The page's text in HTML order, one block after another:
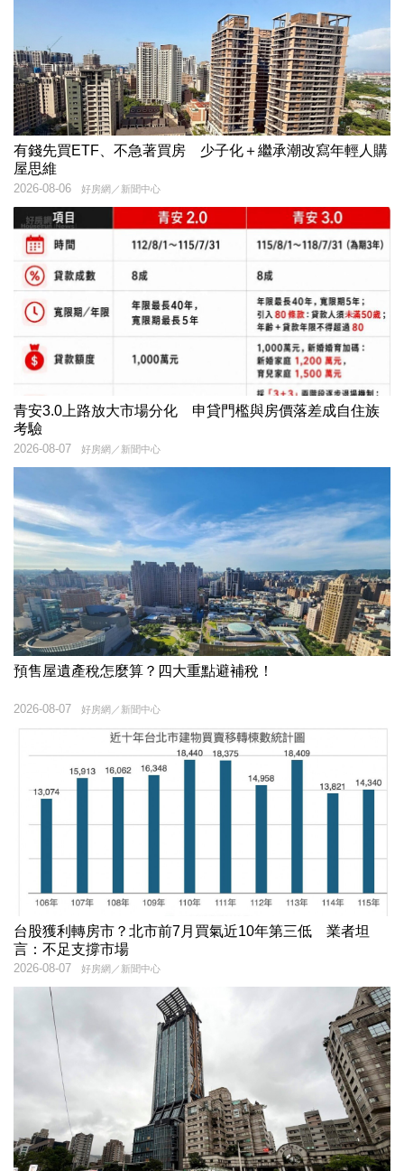
有錢先買ETF、不急著買房 少子化＋繼承潮改寫年輕人購
屋思維
好房網／新聞中心
2026-08-06
青安3.0上路放大市場分化 申貸門檻與房價落差成自住族
考驗
好房網／新聞中心
2026-08-07
預售屋遺產稅怎麼算？四大重點避補稅！
好房網／新聞中心
2026-08-07
台股獲利轉房市？北市前7月買氣近10年第三低 業者坦
言：不足支撐市場
好房網／新聞中心
2026-08-07